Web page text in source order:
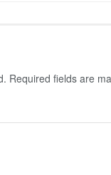
Required fields are